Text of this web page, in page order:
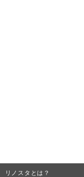
リノスタとは？